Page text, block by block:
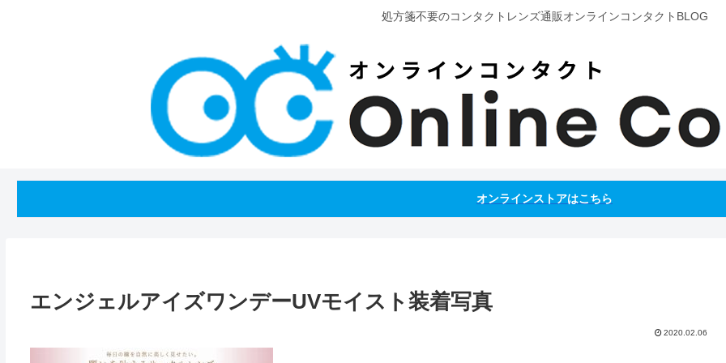
処方箋不要のコンタクトレンズ通販オンラインコンタクトBLOG
オンラインストアはこちら
エンジェルアイズワンデーUVモイスト装着写真
2020.02.06